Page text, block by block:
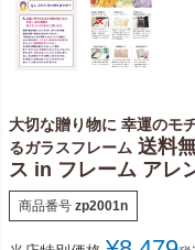
大切な贈り物に 幸運のモ
るガラスフレーム 送料
ス in フレーム アレ
商品番号 zp2001n